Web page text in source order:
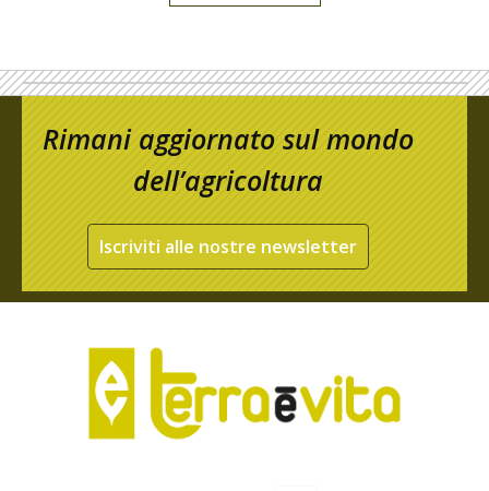
Rimani aggiornato sul mondo
dell’agricoltura
Iscriviti alle nostre newsletter